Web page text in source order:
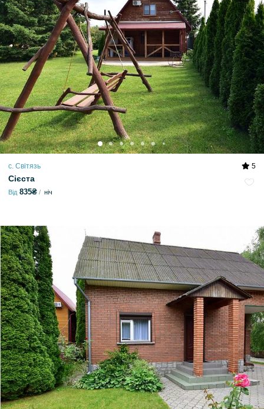
с. Світязь 5
Сієста
Від 835₴ ніч